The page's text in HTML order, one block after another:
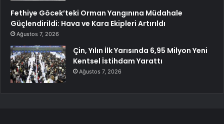
Fethiye Göcek’teki Orman Yangınına Müdahale
Güçlendirildi: Hava ve Kara Ekipleri Artırıldı
Ağustos 7, 2026
Çin, Yılın İlk Yarısında 6,95 Milyon Yeni
Kentsel İstihdam Yarattı
Ağustos 7, 2026